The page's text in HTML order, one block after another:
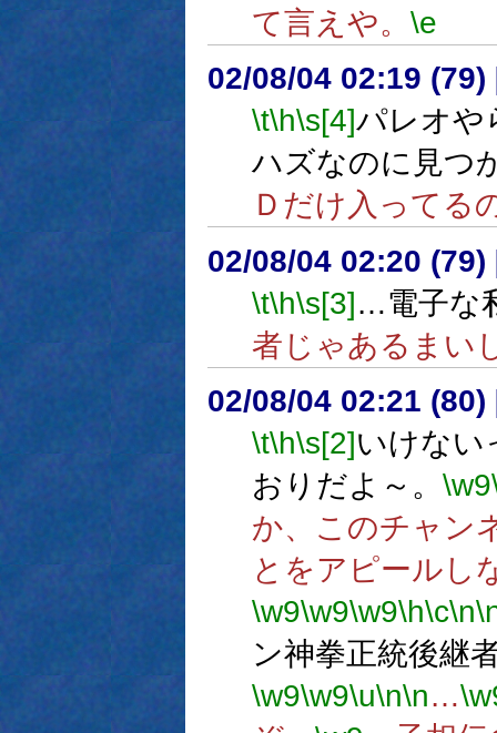
て言えや。 \e
02/08/04 02:19 (79)
\t\h\s[4]パレオや
ハズなのに見つ
Ｄだけ入ってる
02/08/04 02:20 (79)
\t\h\s[3]…電子な
者じゃあるまい
02/08/04 02:21 (80)
\t\h\s[2]いけない
おりだよ～。 \w9
か、このチャン
とをアピールし
\w9\w9\w9\h\c\n
ン神拳正統後継
\w9\w9\u\n\n…